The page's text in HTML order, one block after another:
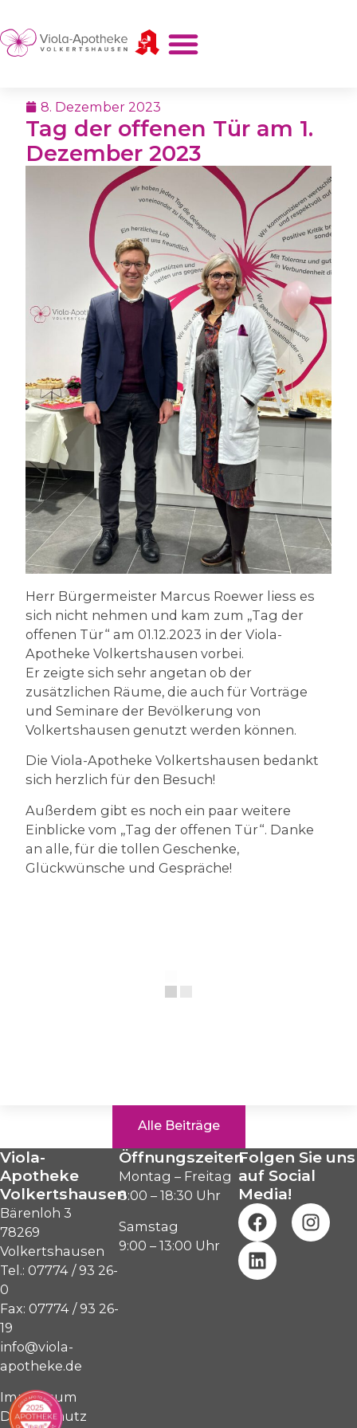
8. Dezember 2023
Tag der offenen Tür am 1.
Dezember 2023
Herr Bürgermeister Marcus Roewer liess es
sich nicht nehmen und kam zum „Tag der
offenen Tür“ am 01.12.2023 in der Viola-
Apotheke Volkertshausen vorbei.
Er zeigte sich sehr angetan ob der
zusätzlichen Räume, die auch für Vorträge
und Seminare der Bevölkerung von
Volkertshausen genutzt werden können.
Die Viola-Apotheke Volkertshausen bedankt
sich herzlich für den Besuch!
Außerdem gibt es noch ein paar weitere
Einblicke vom „Tag der offenen Tür“. Danke
an alle, für die tollen Geschenke,
Glückwünsche und Gespräche!
Alle Beiträge
Viola-
Apotheke
Volkertshausen
Bärenloh 3
78269
Volkertshausen
Tel.: 07774 / 93 26-
0
Fax: 07774 / 93 26-
19
info@viola-
apotheke.de
Impressum
Datenschutz
Öffnungszeiten
Montag – Freitag
8:00 – 18:30 Uhr
Samstag
9:00 – 13:00 Uhr
Folgen Sie uns
auf Social
Media!